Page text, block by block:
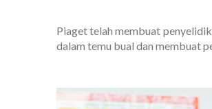
Piaget telah membuat
dalam temu bual dan membuat